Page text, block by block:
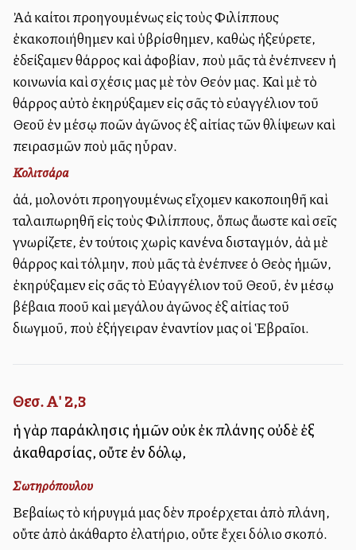
Ἀλλἀ καίτοι προηγουμένως εἰς τοὺς Φιλίππους
ἐκακοποιήθημεν καὶ ὑβρίσθημεν, καθὼς ἠξεύρετε,
ἐδείξαμεν θάρρος καὶ ἀφοβίαν, ποὺ μᾶς τὰ ἐνέπνεεν ἡ
κοινωνία καὶ σχέσις μας μὲ τὸν Θεόν μας. Καὶ μὲ τὸ
θάρρος αὐτὸ ἐκηρύξαμεν εἰς σᾶς τὸ εὐαγγέλιον τοῦ
Θεοῦ ἐν μέσῳ πολλῶν ἀγῶνος ἐξ αἰτίας τῶν θλίψεων καὶ
πειρασμῶν ποὺ μᾶς ηὗραν.
Κολιτσάρα
ἀλλά, μολονότι προηγουμένως εἴχομεν κακοποιηθῆ καὶ
ταλαιπωρηθῆ εἰς τοὺς Φιλίππους, ὅπως ἄλλωστε καὶ σεῖς
γνωρίζετε, ἐν τούτοις χωρὶς κανένα δισταγμόν, ἀλλὰ μὲ
θάρρος καὶ τόλμην, ποὺ μᾶς τὰ ἐνέπνεε ὁ Θεὸς ἡμῶν,
ἐκηρύξαμεν εἰς σᾶς τὸ Εὐαγγέλιον τοῦ Θεοῦ, ἐν μέσῳ
βέβαια πολλοῦ καὶ μεγάλου ἀγῶνος ἐξ αἰτίας τοῦ
διωγμοῦ, ποὺ ἐξήγειραν ἐναντίον μας οἱ Ἑβραῖοι.
Θεσ. Α' 2,3
ἡ γὰρ παράκλησις ἡμῶν οὐκ ἐκ πλάνης οὐδὲ ἐξ
ἀκαθαρσίας, οὔτε ἐν δόλῳ,
Σωτηρόπουλου
Βεβαίως τὸ κήρυγμά μας δὲν προέρχεται ἀπὸ πλάνη,
οὔτε ἀπὸ ἀκάθαρτο ἐλατήριο, οὔτε ἔχει δόλιο σκοπό.